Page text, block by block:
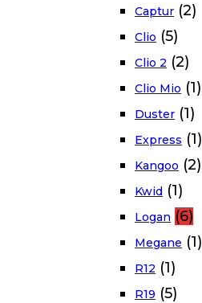
Captur (2)
Clio (5)
Clio 2 (2)
Clio Mio (1)
Duster (1)
Express (1)
Kangoo (2)
Kwid (1)
Logan (6)
Megane (1)
R12 (1)
R19 (5)